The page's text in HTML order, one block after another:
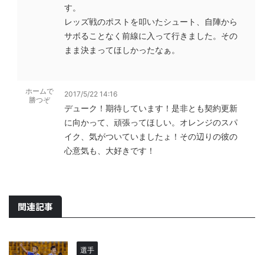
す。
レッズ戦のポストを叩いたシュート、自陣から
サボることなく前線に入って行きました。その
まま決まってほしかったなぁ。
ホームで
勝つぞ
2017/5/22 14:16
デューク！期待しています！是非とも契約更新
に向かって、頑張ってほしい。オレンジのスパ
イク、気がついていましたょ！その辺りの彼の
心意気も、大好きです！
関連記事
選手